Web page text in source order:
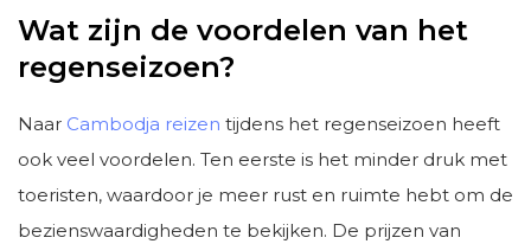
Wat zijn de voordelen van het
regenseizoen?
Naar Cambodja reizen tijdens het regenseizoen heeft
ook veel voordelen. Ten eerste is het minder druk met
toeristen, waardoor je meer rust en ruimte hebt om de
bezienswaardigheden te bekijken. De prijzen van